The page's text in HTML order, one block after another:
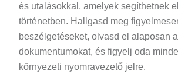
és utalásokkal, amelyek segíthetnek
történetben. Hallgasd meg
beszélgetéseket, olvasd el alaposan
dokumentumokat, és figyelj oda
környezeti nyomravezető jelre.